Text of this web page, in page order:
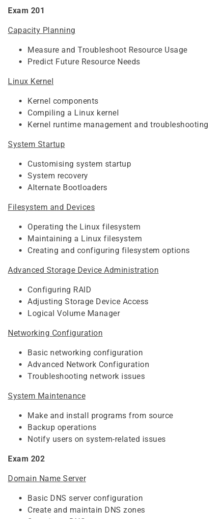
Exam 201
Capacity Planning
Measure and Troubleshoot Resource Usage
Predict Future Resource Needs
Linux Kernel
Kernel components
Compiling a Linux kernel
Kernel runtime management and troubleshooting
System Startup
Customising system startup
System recovery
Alternate Bootloaders
Filesystem and Devices
Operating the Linux filesystem
Maintaining a Linux filesystem
Creating and configuring filesystem options
Advanced Storage Device Administration
Configuring RAID
Adjusting Storage Device Access
Logical Volume Manager
Networking Configuration
Basic networking configuration
Advanced Network Configuration
Troubleshooting network issues
System Maintenance
Make and install programs from source
Backup operations
Notify users on system-related issues
Exam 202
Domain Name Server
Basic DNS server configuration
Create and maintain DNS zones